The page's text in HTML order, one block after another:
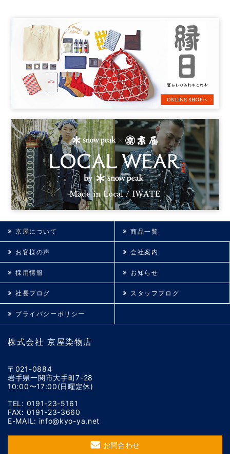
株式会社 京屋染物店
〒021-0884
岩手県一関市大手町7-28
10:00〜17:00(日曜定休)
TEL: 0191-23-5161
FAX: 0191-23-3660
E-MAIL: info@kyo-ya.net
お問合わせ
京屋について 商品一覧
お客様の声 会社案内
採用情報 お知らせ
社長ブログ スタッフブログ
プライバシーポリシー